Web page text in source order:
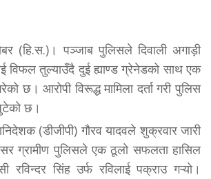
(हि.स.)। पञ्जाब पुलिसले दिवाली अगाड़ी
विफल तुल्याउँदै दुई ह्याण्ड ग्रेनेडको साथ एक
छ। आरोपी विरूद्ध मामिला दर्ता गरी पुलिस
छ।
(डीजीपी) गौरव यादवले शुक्रवार जारी
ग्रामीण पुलिसले एक ठूलो सफलता हासिल
रविन्दर सिंह उर्फ रविलाई पक्राउ गऱ्यो।